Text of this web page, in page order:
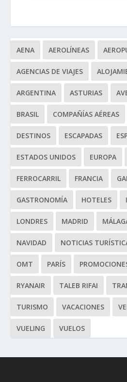
AENA AEROLÍNEAS
AGENCIAS DE VIAJES
ARGENTINA ASTURIAS
BRASIL COMPAÑÍAS AÉREAS
DESTINOS ESCAPADAS
ESTADOS UNIDOS EUROPA
FERROCARRIL FRANCIA
GASTRONOMÍA HOTELES
LONDRES MADRID
NAVIDAD NOTICIAS
OMT PARÍS
RYANAIR TALEB RIFAI
TURISMO VACACIONES
VUELING VUELOS